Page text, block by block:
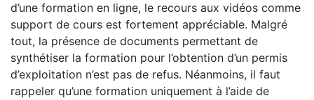
d’une formation en ligne, le recours aux vidéos comme
support de cours est fortement appréciable. Malgré
tout, la présence de documents permettant de
synthétiser la formation pour l’obtention d’un permis
d’exploitation n’est pas de refus. Néanmoins, il faut
rappeler qu’une formation uniquement à l’aide de